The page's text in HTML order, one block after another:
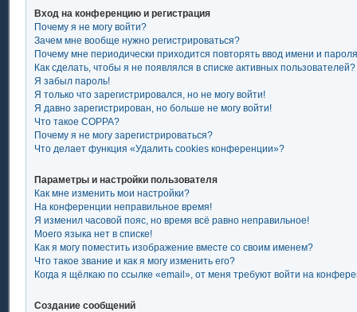
Вход на конференцию и регистрация
Почему я не могу войти?
Зачем мне вообще нужно регистрироваться?
Почему мне периодически приходится повторять ввод имени и
Как сделать, чтобы я не появлялся в списке активных пользователей?
Я забыл пароль!
Я только что зарегистрировался, но не могу войти!
Я давно зарегистрирован, но больше не могу войти!
Что такое COPPA?
Почему я не могу зарегистрироваться?
Что делает функция «Удалить cookies конференции»?
Параметры и настройки пользователя
Как мне изменить мои настройки?
На конференции неправильное время!
Я изменил часовой пояс, но время всё равно неправильное!
Моего языка нет в списке!
Как я могу поместить изображение вместе со своим именем?
Что такое звание и как я могу изменить его?
Когда я щёлкаю по ссылке «email», от меня требуют войти на
Создание сообщений